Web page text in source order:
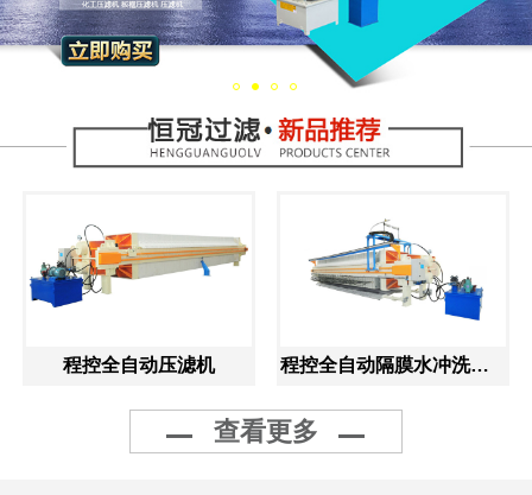
程控全自动压滤机 程控全自动隔膜水冲洗压滤机
查看更多